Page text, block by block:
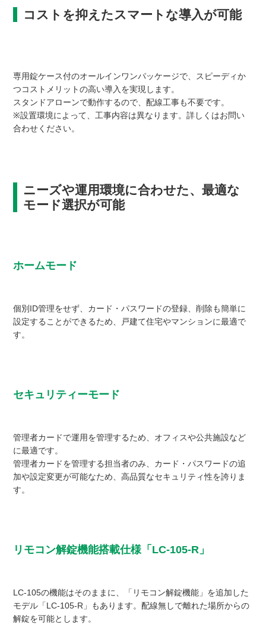
コストを抑えたスマートな導入が可能
専用錠ケース付のオールインワンパッケージで、スピーディか
つコストメリットの高い導入を実現します。
スタンドアローンで動作するので、配線工事も不要です。
※設置環境によって、工事内容は異なります。詳しくはお問い
合わせください。
ニーズや運用環境に合わせた、最適な
モード選択が可能
ホームモード
個別ID管理をせず、カード・パスワードの登録、削除も簡単に
設定することができるため、戸建て住宅やマンションに最適で
す。
セキュリティーモード
管理者カードで運用を管理するため、オフィスや公共施設など
に最適です。
管理者カードを管理する担当者のみ、カード・パスワードの追
加や設定変更が可能なため、高品質なセキュリティ性を誇りま
す。
リモコン解錠機能搭載仕様「LC-105-R」
LC-105の機能はそのままに、「リモコン解錠機能」を追加した
モデル「LC-105-R」もあります。配線無しで離れた場所からの
解錠を可能とします。